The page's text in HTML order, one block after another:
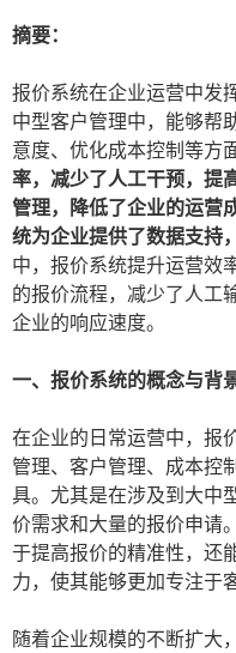
摘要：
报价系统在企业运营中发
中型客户管理中，能够帮
意度、优化成本控制等方面
率，减少了人工干预，提
管理，降低了企业的运营
统为企业提供了数据支持
中，报价系统提升运营效
的报价流程，减少了人工
企业的响应速度。
一、报价系统的概念与背
在企业的日常运营中，报
管理、客户管理、成本控
具。尤其是在涉及到大中
价需求和大量的报价申请
于提高报价的精准性，还
力，使其能够更加专注于
随着企业规模的不断扩大